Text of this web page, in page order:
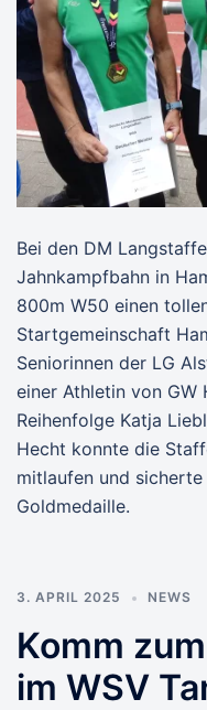
Bei den DM
Jahnkampfbahn in
800m W50 einen
Startgemeinschaft
Seniorinnen der LG
einer Athletin von GW
Reihenfolge Katja
Hecht konnte die
mitlaufen und
Goldmedaille.
3. APRIL 2025 NEWS
Komm
im WSV